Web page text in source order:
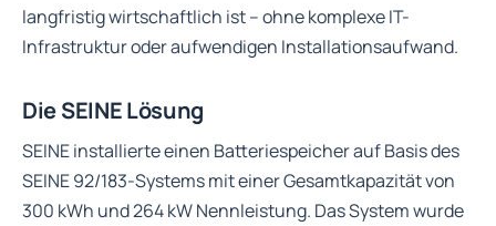
langfristig wirtschaftlich ist – ohne komplexe IT-
Infrastruktur oder aufwendigen Installationsaufwand.
Die SEINE Lösung
SEINE installierte einen Batteriespeicher auf Basis des
SEINE 92/183-Systems mit einer Gesamtkapazität von
300 kWh und 264 kW Nennleistung. Das System wurde